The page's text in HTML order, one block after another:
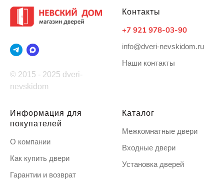
© 2015 - 2025 dveri-
nevskidom
Контакты
+7 921 978-03-90
info@dveri-nevskidom.ru
Наши контакты
Информация для
покупателей
О компании
Как купить двери
Гарантии и возврат
Каталог
Межкомнатные двери
Входные двери
Установка дверей